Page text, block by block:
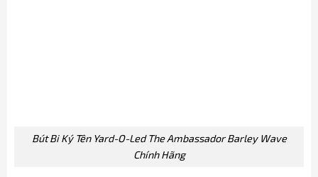
Bút Bi Ký Tên Yard-O-Led The Ambassador Barley Wave
Chính Hãng